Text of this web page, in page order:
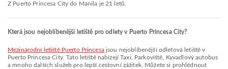
Z Puerto Princesa City do Manila je 21 letů.
Která jsou nejoblíbenější letiště pro odlety v Puerto Princesa City?
Mezinárodní letiště Puerto Princesajsou nejoblíbenější odletová letiště v
Puerto Princesa City. Tato letiště nabízejí Taxi, Parkoviště, Kyvadlový autobus
a mnoho dalších služeb pro lepší cestovní zážitek. Můžete si prohlédnout